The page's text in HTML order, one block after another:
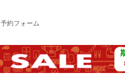
予約フォーム